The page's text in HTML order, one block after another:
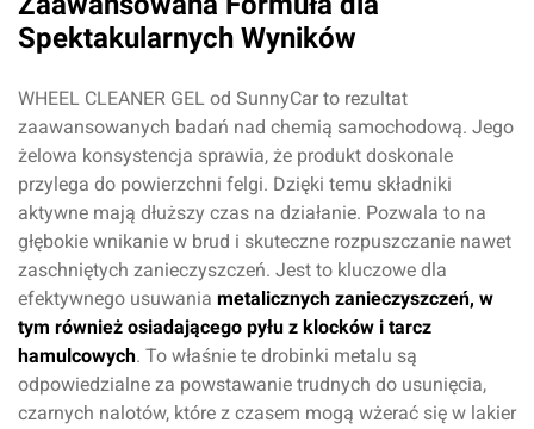
Spektakularnych Wyników
WHEEL CLEANER GEL od SunnyCar to rezultat
zaawansowanych badań nad chemią samochodową. Jego
żelowa konsystencja sprawia, że produkt doskonale
przylega do powierzchni felgi. Dzięki temu składniki
aktywne mają dłuższy czas na działanie. Pozwala to na
głębokie wnikanie w brud i skuteczne rozpuszczanie nawet
zaschniętych zanieczyszczeń. Jest to kluczowe dla
efektywnego usuwania metalicznych zanieczyszczeń, w
tym również osiadającego pyłu z klocków i tarcz
hamulcowych. To właśnie te drobinki metalu są
odpowiedzialne za powstawanie trudnych do usunięcia,
czarnych nalotów, które z czasem mogą wżerać się w lakier